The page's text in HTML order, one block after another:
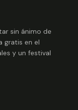
sin ánimo de
gratis en el
y un festival